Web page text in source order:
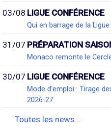
03/08 LIGUE CONFÉRENCE
Qui en barrage de la
31/07 PRÉPARATION
Monaco remonte le
30/07 LIGUE CONFÉRENCE
Mode d'emploi : Tirage
2026-27
Toutes les news...